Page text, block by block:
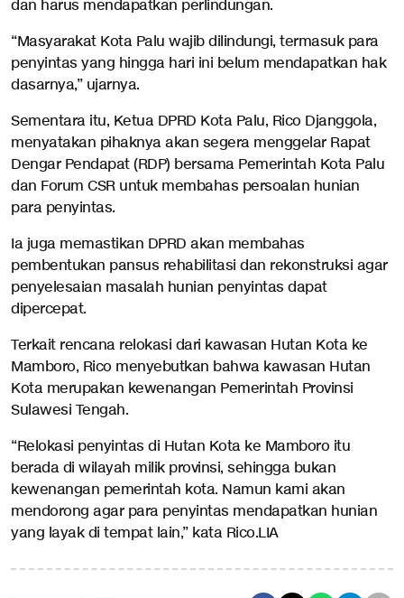
dan harus mendapatkan perlindungan.
“Masyarakat Kota Palu wajib dilindungi, termasuk para
penyintas yang hingga hari ini belum mendapatkan hak
dasarnya,” ujarnya.
Sementara itu, Ketua DPRD Kota Palu, Rico Djanggola,
menyatakan pihaknya akan segera menggelar Rapat
Dengar Pendapat (RDP) bersama Pemerintah Kota Palu
dan Forum CSR untuk membahas persoalan hunian
para penyintas.
Ia juga memastikan DPRD akan membahas
pembentukan pansus rehabilitasi dan rekonstruksi agar
penyelesaian masalah hunian penyintas dapat
dipercepat.
Terkait rencana relokasi dari kawasan Hutan Kota ke
Mamboro, Rico menyebutkan bahwa kawasan Hutan
Kota merupakan kewenangan Pemerintah Provinsi
Sulawesi Tengah.
“Relokasi penyintas di Hutan Kota ke Mamboro itu
berada di wilayah milik provinsi, sehingga bukan
kewenangan pemerintah kota. Namun kami akan
mendorong agar para penyintas mendapatkan hunian
yang layak di tempat lain,” kata Rico.LIA